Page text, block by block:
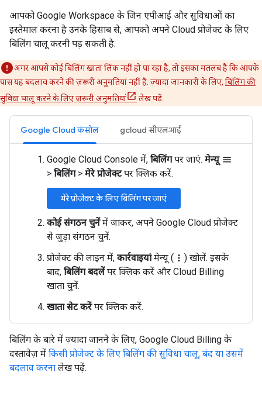
आपको Google Workspace के जिन एपीआई और सुविधाओं का
इस्तेमाल करना है उनके हिसाब से, आपको अपने Cloud प्रोजेक्ट के लिए
बिलिंग चालू करनी पड़ सकती है:
अगर आपसे कोई बिलिंग खाता लिंक नहीं हो पा रहा है, तो इसका मतलब है कि आपके
पास यह बदलाव करने की ज़रूरी अनुमतियां नहीं हैं. ज़्यादा जानकारी के लिए, बिलिंग की
सुविधा चालू करने के लिए ज़रूरी अनुमतियां
लेख पढ़ें.
Google Cloud कंसोल gcloud सीएलआई
Google Cloud Console में, बिलिंगपर जाएं. मेन्यू menu
> बिलिंग > मेरे प्रोजेक्टपर क्लिक करें.
मेरे प्रोजेक्ट के लिए बिलिंग पर जाएं
कोई संगठन चुनेंमें जाकर, अपने Google Cloud प्रोजेक्ट
से जुड़ा संगठन चुनें.
प्रोजेक्ट की लाइन में, कार्रवाइयांमेन्यू ( more_vert ) खोलें. इसके
बाद, बिलिंग बदलेंपर क्लिक करें और Cloud Billing
खाता चुनें.
खाता सेट करेंपर क्लिक करें.
बिलिंग के बारे में ज़्यादा जानने के लिए, Google Cloud Billing के
दस्तावेज़ में किसी प्रोजेक्ट के लिए बिलिंग की सुविधा चालू, बंद या उसमें
बदलाव करना लेख पढ़ें.